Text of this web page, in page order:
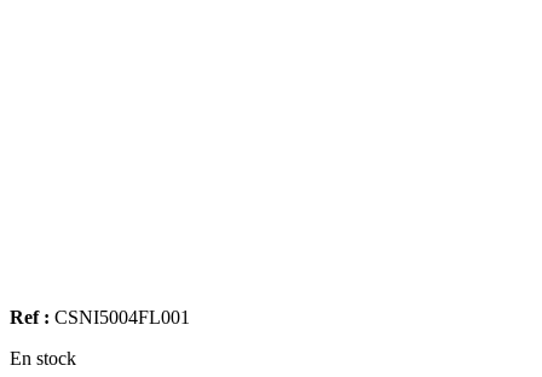
Ref : CSNI5004FL001
En stock